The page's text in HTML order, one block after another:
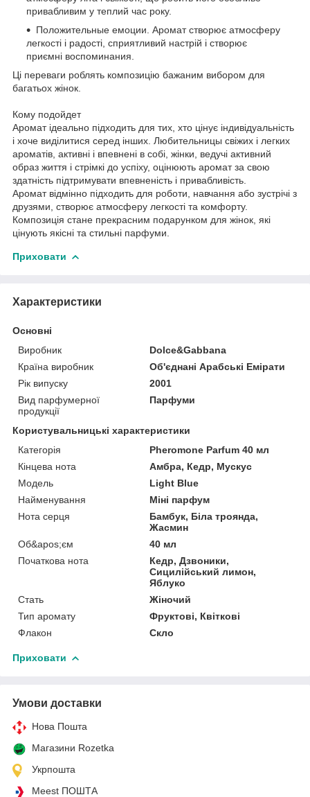
привабливим у теплий час року.
Положительные емоции. Аромат створює атмосферу
легкості і радості, сприятливий настрій і створює
приємні воспоминания.
Ці переваги роблять композицію бажаним вибором для
багатьох жінок.
Кому подойдет
Аромат ідеально підходить для тих, хто цінує індивідуальність
і хоче виділитися серед інших. Любительницы свіжих і легких
ароматів, активні і впевнені в собі, жінки, ведучі активний
образ життя і стрімкі до успіху, оцінюють аромат за свою
здатність підтримувати впевненість і привабливість.
Аромат відмінно підходить для роботи, навчання або зустрічі з
друзями, створює атмосферу легкості та комфорту.
Композиція стане прекрасним подарунком для жінок, які
цінують якісні та стильні парфуми.
Приховати
Характеристики
Основні
Виробник
Dolce&Gabbana
Країна виробник
Об'єднані Арабські Емірати
Рік випуску
2001
Вид парфумерної
продукції
Парфуми
Користувальницькі характеристики
Категорія
Pheromone Parfum 40 мл
Кінцева нота
Амбра, Кедр, Мускус
Мoдель
Light Blue
Найменування
Міні парфум
Нота серця
Бамбук, Біла троянда,
Жасмин
Об&apos;єм
40 мл
Початкова нота
Кедр, Дзвоники,
Сицилійський лимон,
Яблуко
Стать
Жіночий
Тип аромату
Фруктові, Квіткові
Флакон
Скло
Приховати
Умови доставки
Нова Пошта
Магазини Rozetka
Укрпошта
Meest ПОШТА